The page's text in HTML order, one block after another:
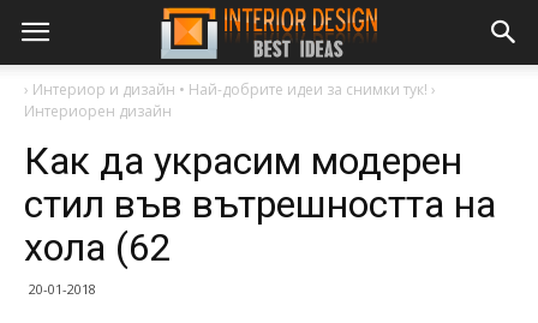
› Интериор и дизайн • Най-добрите идеи за снимки тук! ›
Интериорен дизайн
Как да украсим модерен
стил във вътрешността на
хола (62
20-01-2018